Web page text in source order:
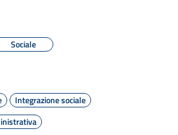
Sociale
Integrazione sociale